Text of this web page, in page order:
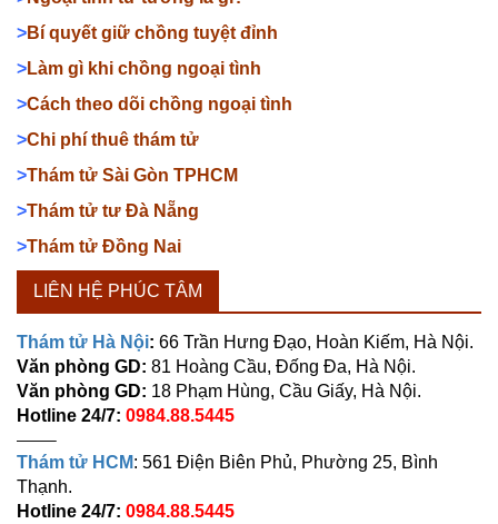
>Bí quyết giữ chồng tuyệt đỉnh
>Làm gì khi chồng ngoại tình
>Cách theo dõi chồng ngoại tình
>Chi phí thuê thám tử
>Thám tử Sài Gòn TPHCM
>Thám tử tư Đà Nẵng
>Thám tử Đồng Nai
LIÊN HỆ PHÚC TÂM
Thám tử Hà Nội: 66 Trần Hưng Đạo, Hoàn Kiếm, Hà Nội.
Văn phòng GD: 81 Hoàng Cầu, Đống Đa, Hà Nội.
Văn phòng GD: 18 Phạm Hùng, Cầu Giấy, Hà Nội.
Hotline 24/7: 0984.88.5445
——–
Thám tử HCM: 561 Điện Biên Phủ, Phường 25, Bình
Thạnh.
Hotline 24/7: 0984.88.5445